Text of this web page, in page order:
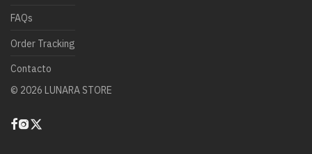
FAQs
Order Tracking
Contacto
© 2026 LUNARA STORE